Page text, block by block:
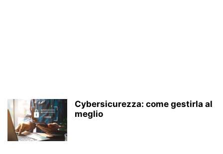
Cybersicurezza: come gestirla al
meglio